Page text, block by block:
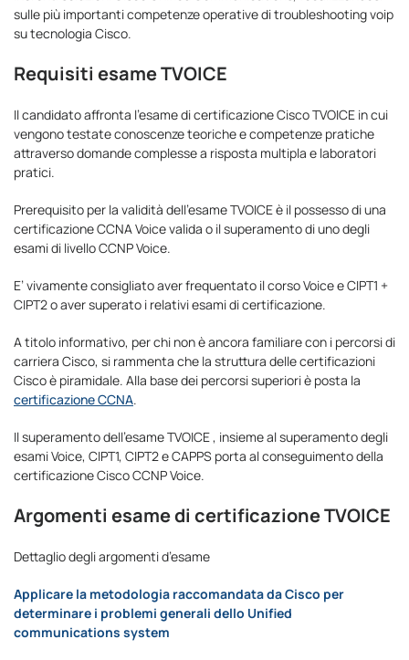
sulle più importanti competenze operative di troubleshooting voip
su tecnologia Cisco.
Requisiti esame TVOICE
Il candidato affronta l’esame di certificazione Cisco TVOICE in cui
vengono testate conoscenze teoriche e competenze pratiche
attraverso domande complesse a risposta multipla e laboratori
pratici.
Prerequisito per la validità dell’esame TVOICE è il possesso di una
certificazione CCNA Voice valida o il superamento di uno degli
esami di livello CCNP Voice.
E’ vivamente consigliato aver frequentato il corso Voice e CIPT1 +
CIPT2 o aver superato i relativi esami di certificazione.
A titolo informativo, per chi non è ancora familiare con i percorsi di
carriera Cisco, si rammenta che la struttura delle certificazioni
Cisco è piramidale. Alla base dei percorsi superiori è posta la
certificazione CCNA.
Il superamento dell’esame TVOICE , insieme al superamento degli
esami Voice, CIPT1, CIPT2 e CAPPS porta al conseguimento della
certificazione Cisco CCNP Voice.
Argomenti esame di certificazione TVOICE
Dettaglio degli argomenti d’esame
Applicare la metodologia raccomandata da Cisco per
determinare i problemi generali dello Unified
communications system